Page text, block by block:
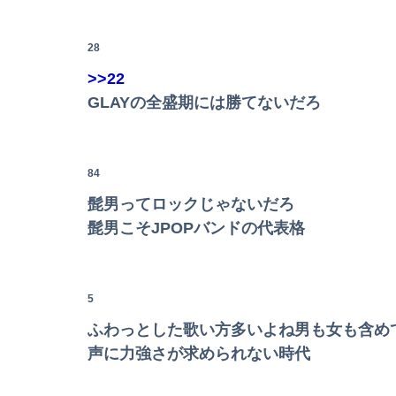
体調不良で休んでパチ●コ通ってたら、数十日
【竜王戦】柵木幹太五段が先勝
世界初の超伝導量子熱機関…燃料もピストンも
ナマポ無職「お前ら全員ぶっ殺しに行ってやる
【恐怖】酒とタバコを愛する日常系女性
【画像】避難所の女がHすぎるｗｗｗｗｗ
28
>>22
GLAYの全盛期には勝てないだろ
84
髭男ってロックじゃないだろ
髭男こそJPOPバンドの代表格
5
ふわっとした歌い方多いよね男も女も含め
声に力強さが求められない時代